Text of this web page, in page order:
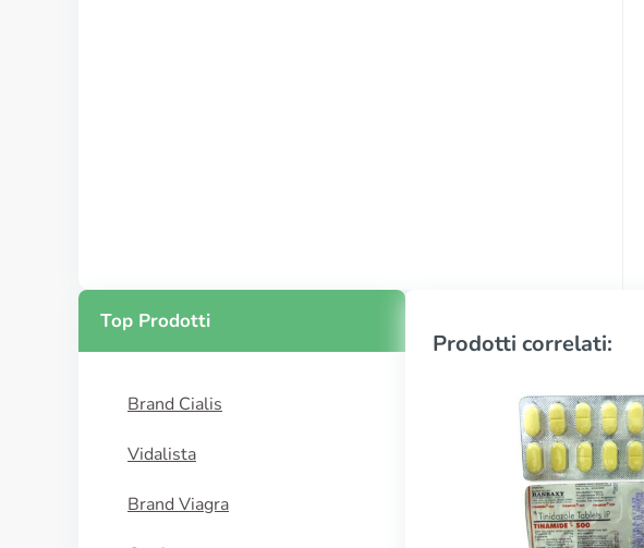
Top Prodotti
Brand Cialis
Vidalista
Brand Viagra
Prodotti correlati: